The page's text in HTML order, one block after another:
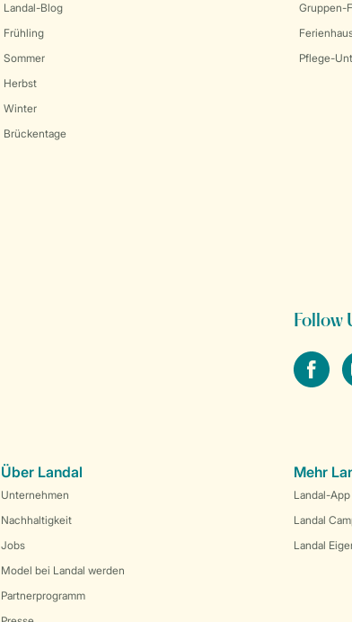
Landal-Blog
Frühling
Sommer
Herbst
Winter
Brückentage
Gruppen-
Pflege-
Follow
Über Landal
Unternehmen
Nachhaltigkeit
Jobs
Model bei Landal werden
Partnerprogramm
Mehr
Landal-App
Landal
Landal